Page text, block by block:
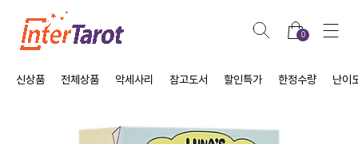
0
신상품 전체상품 악세사리 참고도서 할인특가 한정수량 난이